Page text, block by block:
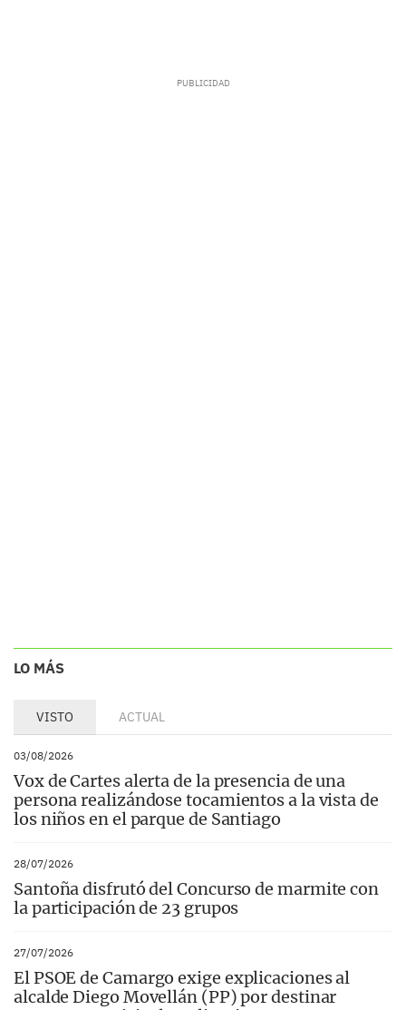
LO MÁS
VISTO ACTUAL
03/08/2026
Vox de Cartes alerta de la presencia de una
persona realizándose tocamientos a la vista de
los niños en el parque de Santiago
28/07/2026
Santoña disfrutó del Concurso de marmite con
la participación de 23 grupos
27/07/2026
El PSOE de Camargo exige explicaciones al
alcalde Diego Movellán (PP) por destinar